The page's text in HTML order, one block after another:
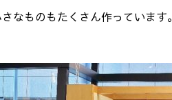
なものもたくさん作っています。